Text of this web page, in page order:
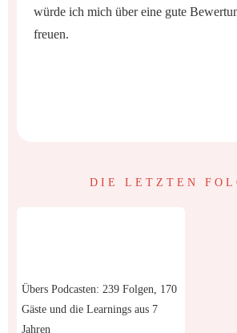
würde ich mich über eine gute
freuen.
DIE LETZTEN
Übers Podcasten: 239 Folgen, 170
Gäste und die Learnings aus 7
Jahren